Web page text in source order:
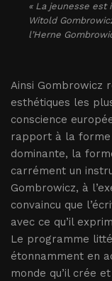
« La jeunesse est
Witold
l’Herne
Ainsi Gombrowicz
esthétiques les
conscience
rapport à la forme
dominante, la
carrément un
Gombrowicz, à
convaincu que
avec ce qu’il
Le programme
étonnamment en
monde qu’il crée